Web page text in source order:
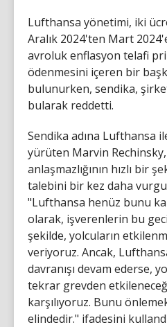
Lufthansa yönetimi, iki
Aralık 2024'ten Mart
avroluk enflasyon telafi
ödenmesini içeren bir
bulunurken, sendika,
bularak reddetti.
Sendika adına Lufthansa
yürüten Marvin
anlaşmazlığının hızlı bir
talebini bir kez daha
"Lufthansa henüz bunu
olarak, işverenlerin bu
şekilde, yolcuların
veriyoruz. Ancak,
davranışı devam ederse,
tekrar grevden
karşılıyoruz. Bunu
elindedir." ifadesini